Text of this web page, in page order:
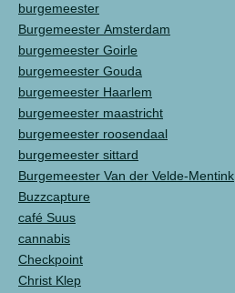
burgemeester
Burgemeester Amsterdam
burgemeester Goirle
burgemeester Gouda
burgemeester Haarlem
burgemeester maastricht
burgemeester roosendaal
burgemeester sittard
Burgemeester Van der Velde-Mentink
Buzzcapture
café Suus
cannabis
Checkpoint
Christ Klep